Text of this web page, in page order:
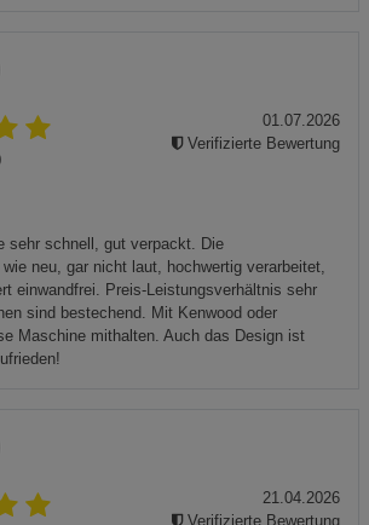
sehr schnell, gut verpackt. Die
neu, gar nicht laut, hochwertig verarbeitet,
einwandfrei. Preis-Leistungsverhältnis sehr
sind bestechend. Mit Kenwood oder
Maschine mithalten. Auch das Design ist
01.07.2026
Verifizierte Bewertung
21.04.2026
Verifizierte Bewertung